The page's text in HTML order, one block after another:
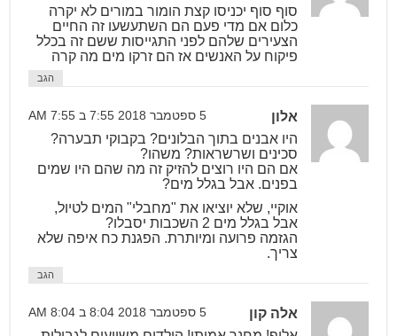
סוף סוף יכניסו קצת הומור במורים לא יקרה
כלום אם מדי פעם הם השתעשעו זה החיים
הצעירים שלהם לפני התגייסות ששם זה בכלל
פיקוח על האנשים אז הם זרקו מים מה קרה
הגב
אלון 5 ספטמבר 2018 7:55 ב 7:55 AM
היו אבנים בתוך הבלונים? בקבוקי תבערה?
סכינים ושרשראות? משהו?
אם הם היו רוצים להזיק זה מה שהם היו שמים
בפנים. אבל בגלל מים?
אוקיי, שלא יוציאו את "מחבלי" המים לטיול,
אבל בגלל מים 2 השכבות יסבלו?
הגזמה פרועה ומיותרת. הפגנת כח איפה שלא
צריך.
הגב
אלה קון 5 ספטמבר 2018 8:04 ב 8:04 AM